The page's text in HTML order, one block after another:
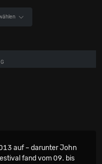
auf – darunter John
fand vom 09. bis